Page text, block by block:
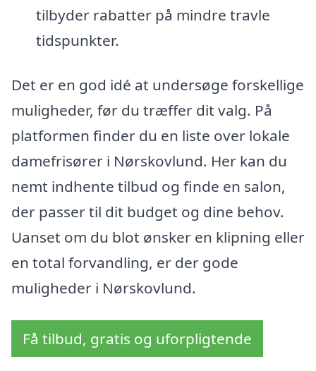
tilbyder rabatter på mindre travle
tidspunkter.
Det er en god idé at undersøge forskellige
muligheder, før du træffer dit valg. På
platformen finder du en liste over lokale
damefrisører i Nørskovlund. Her kan du
nemt indhente tilbud og finde en salon,
der passer til dit budget og dine behov.
Uanset om du blot ønsker en klipning eller
en total forvandling, er der gode
muligheder i Nørskovlund.
Få tilbud, gratis og uforpligtende